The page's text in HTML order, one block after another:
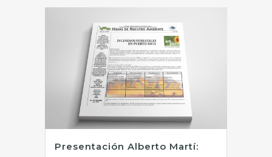
Presentación Alberto Martí: